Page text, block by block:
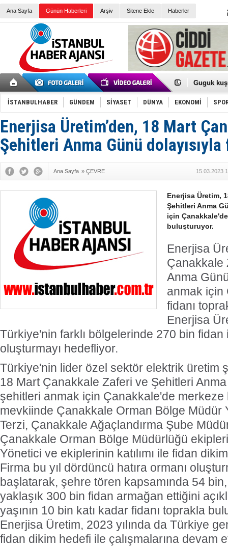
Ana Sayfa Günün Haberleri Arşiv Sitene Ekle Haberler
Türk
Guguk
Sneaker
Erkek
Tommy
Yeri
Ceza
Kayyum
Ankara
Kemal
Erdoğan:
İtalyan
3 gözaltı:
İSTANBULHABER GÜNDEM SİYASET DÜNYA EKONOMİ
Enerjisa Üretim’den, 18 Mart
Şehitleri Anma Günü
Ana Sayfa » ÇEVRE 15.03.2023
Enerjisa Üretim,
Şehitleri Anma
için
buluşturuyor.
Enerjisa
Çanakkale
Anma
anmak için
fidanı
Enerjisa
Türkiye'nin farklı bölgelerinde 270 bin fidan
oluşturmayı hedefliyor.
Türkiye'nin lider özel sektör elektrik üretim
18 Mart Çanakkale Zaferi ve Şehitleri
şehitleri anmak için Çanakkale'de merkeze
mevkiinde Çanakkale Orman Bölge Müdür
Terzi, Çanakkale Ağaçlandırma Şube
Çanakkale Orman Bölge Müdürlüğü
Yönetici ve ekiplerinin katılımı ile fidan
Firma bu yıl dördüncü hatıra ormanı
başlatarak, şehre tören kapsamında 54
yaklaşık 300 bin fidan armağan ettiğini
yaşının 10 bin katı kadar fidanı toprakla
Enerjisa Üretim, 2023 yılında da Türkiye
fidan dikim hedefi ile çalışmalarına devam